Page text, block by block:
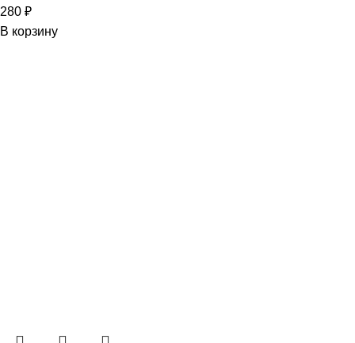
280 ₽
В корзину